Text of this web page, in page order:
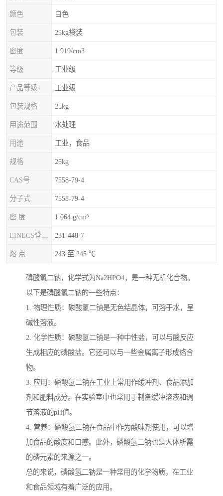
颜色 白色
包装 25kg袋装
密度 1.919/cm3
等级 工业级
产品等级 工业级
包装规格 25kg
用途范围 水处理
用途 工业，食品
规格 25kg
CAS号 7558-79-4
分子式 7558-79-4
密 度 1.064 g/cm³
231-448-7
熔 点 243 至 245 ℃
磷酸氢二钠，化学式为Na2HPO4，是一种无机化合物。
以下是磷酸氢二钠的一些特点：
1. 物理性质：磷酸氢二钠是无色结晶体，可溶于水，呈
碱性溶液。
2. 化学性质：磷酸氢二钠是一种中性盐，可以与酸反应
生成相应的磷酸盐。它还可以与一些金属离子形成络合
物。
3. 应用：磷酸氢二钠在工业上常用作缓冲剂、食品添加
剂和肥料成分。在实验室中也常用于制备缓冲溶液和调
节溶液的pH值。
4. 营养：磷酸氢二钠在食品中作为酸味剂使用，可以增
加食品的酸度和口感。此外，磷酸氢二钠也是人体所需
的磷元素的来源之一。
总的来说，磷酸氢二钠是一种常用的化学物质，在工业
和食品领域有着广泛的应用。